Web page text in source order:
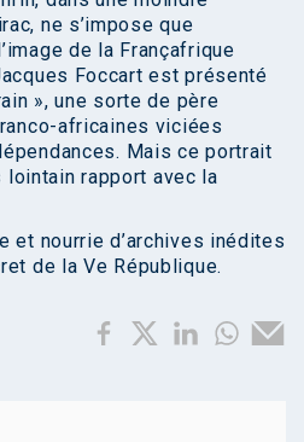
ne s’impose que
de la Françafrique
Foccart est présenté
», une sorte de père
africaines viciées
Mais ce portrait
lointain rapport avec la
et nourrie d’archives inédites
de la Ve République.